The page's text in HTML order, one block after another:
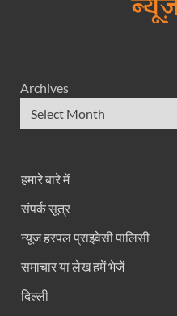
Archives
हमारे बारे में
संपर्क सूत्र
न्यूज हरपल प्राइवेसी पालिसी
समाचार या लेख हमें भेजें
दिल्ली